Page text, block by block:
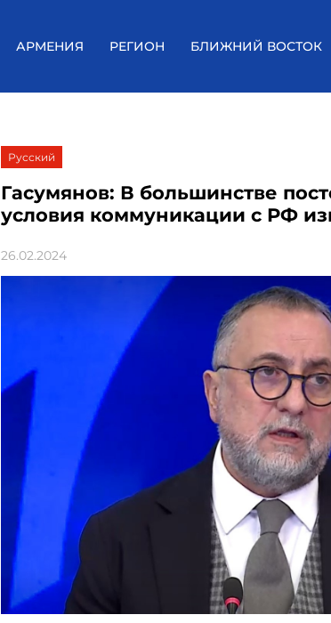
АРМЕНИЯ РЕГИОН БЛИЖНИЙ ВОСТОК
Русский
Гасумянов: В большинстве
условия коммуникации с РФ
26.02.2024